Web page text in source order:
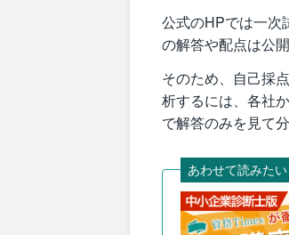
公式のHPでは一次
の解答や配点は公
そのため、自己採
析するには、各社
で解答のみを見て
あわせて読みたい